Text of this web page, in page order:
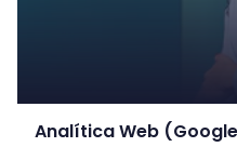
Analítica Web